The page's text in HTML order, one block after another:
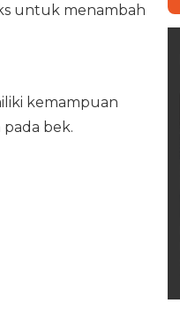
untuk menambah
kemampuan
bek.